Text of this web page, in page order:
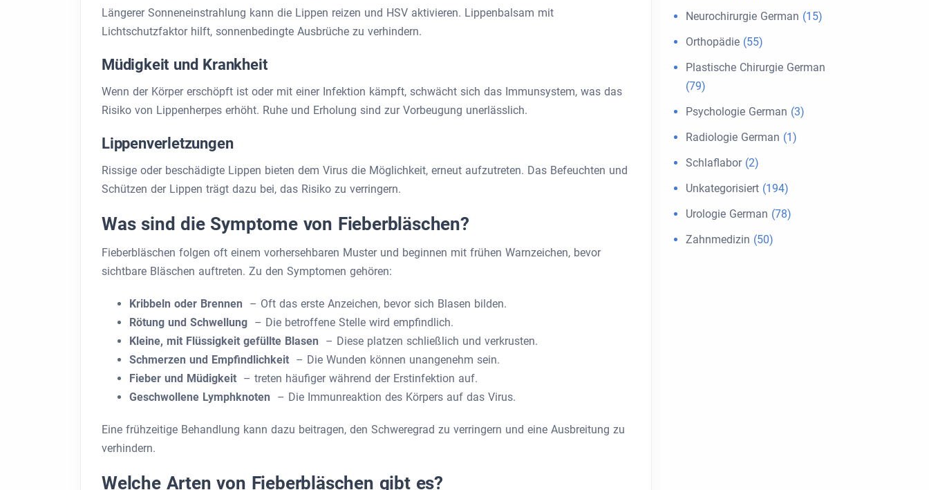
Längerer Sonneneinstrahlung kann die Lippen reizen und HSV aktivieren. Lippenbalsam mit
Lichtschutzfaktor hilft, sonnenbedingte Ausbrüche zu verhindern.
Müdigkeit und Krankheit
Wenn der Körper erschöpft ist oder mit einer Infektion kämpft, schwächt sich das Immunsystem, was das
Risiko von Lippenherpes erhöht. Ruhe und Erholung sind zur Vorbeugung unerlässlich.
Lippenverletzungen
Rissige oder beschädigte Lippen bieten dem Virus die Möglichkeit, erneut aufzutreten. Das Befeuchten und
Schützen der Lippen trägt dazu bei, das Risiko zu verringern.
Was sind die Symptome von Fieberbläschen?
Fieberbläschen folgen oft einem vorhersehbaren Muster und beginnen mit frühen Warnzeichen, bevor
sichtbare Bläschen auftreten. Zu den Symptomen gehören:
Kribbeln oder Brennen – Oft das erste Anzeichen, bevor sich Blasen bilden.
Rötung und Schwellung – Die betroffene Stelle wird empfindlich.
Kleine, mit Flüssigkeit gefüllte Blasen – Diese platzen schließlich und verkrusten.
Schmerzen und Empfindlichkeit – Die Wunden können unangenehm sein.
Fieber und Müdigkeit – treten häufiger während der Erstinfektion auf.
Geschwollene Lymphknoten – Die Immunreaktion des Körpers auf das Virus.
Eine frühzeitige Behandlung kann dazu beitragen, den Schweregrad zu verringern und eine Ausbreitung zu
verhindern.
Welche Arten von Fieberbläschen gibt es?
Neurochirurgie German (15)
Orthopädie (55)
Plastische Chirurgie German
(79)
Psychologie German (3)
Radiologie German (1)
Schlaflabor(2)
Unkategorisiert (194)
Urologie German (78)
Zahnmedizin (50)